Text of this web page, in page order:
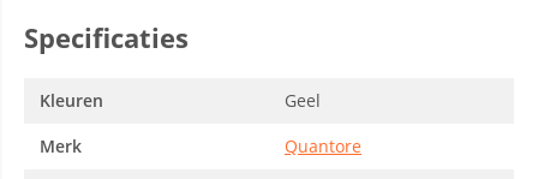
Specificaties
Kleuren
Geel
Merk
Quantore